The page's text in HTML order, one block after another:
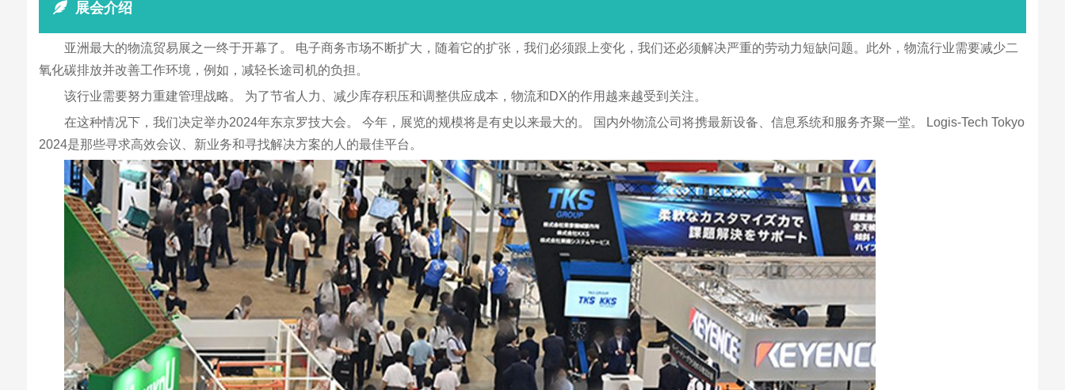
展会介绍
亚洲最大的物流贸易展之一终于开幕了。 电子商务市场不断扩大，随着它的扩张，我们必须跟上变化，我们还必须解决严重的劳动力短缺问题。此外，物流行业需要减少二
氧化碳排放并改善工作环境，例如，减轻长途司机的负担。
该行业需要努力重建管理战略。 为了节省人力、减少库存积压和调整供应成本，物流和DX的作用越来越受到关注。
在这种情况下，我们决定举办2024年东京罗技大会。 今年，展览的规模将是有史以来最大的。 国内外物流公司将携最新设备、信息系统和服务齐聚一堂。 Logis-Tech Tokyo
2024是那些寻求高效会议、新业务和寻找解决方案的人的最佳平台。